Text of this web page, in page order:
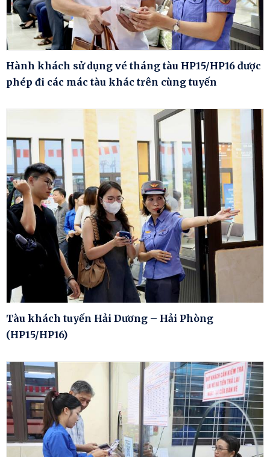
Hành khách sử dụng vé tháng tàu HP15/HP16 được
phép đi các mác tàu khác trên cùng tuyến
Tàu khách tuyến Hải Dương – Hải Phòng
(HP15/HP16)